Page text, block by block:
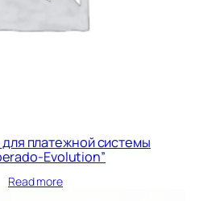
платежной системы
Evolution”
Read more